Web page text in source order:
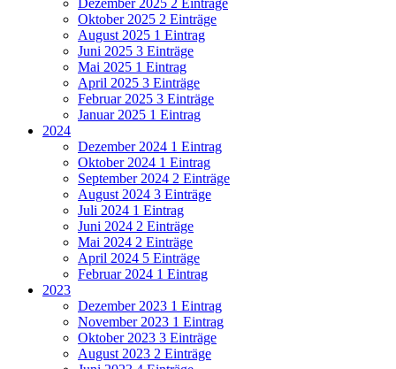
Dezember 2025 2 Einträge
Oktober 2025 2 Einträge
August 2025 1 Eintrag
Juni 2025 3 Einträge
Mai 2025 1 Eintrag
April 2025 3 Einträge
Februar 2025 3 Einträge
Januar 2025 1 Eintrag
2024
Dezember 2024 1 Eintrag
Oktober 2024 1 Eintrag
September 2024 2 Einträge
August 2024 3 Einträge
Juli 2024 1 Eintrag
Juni 2024 2 Einträge
Mai 2024 2 Einträge
April 2024 5 Einträge
Februar 2024 1 Eintrag
2023
Dezember 2023 1 Eintrag
November 2023 1 Eintrag
Oktober 2023 3 Einträge
August 2023 2 Einträge